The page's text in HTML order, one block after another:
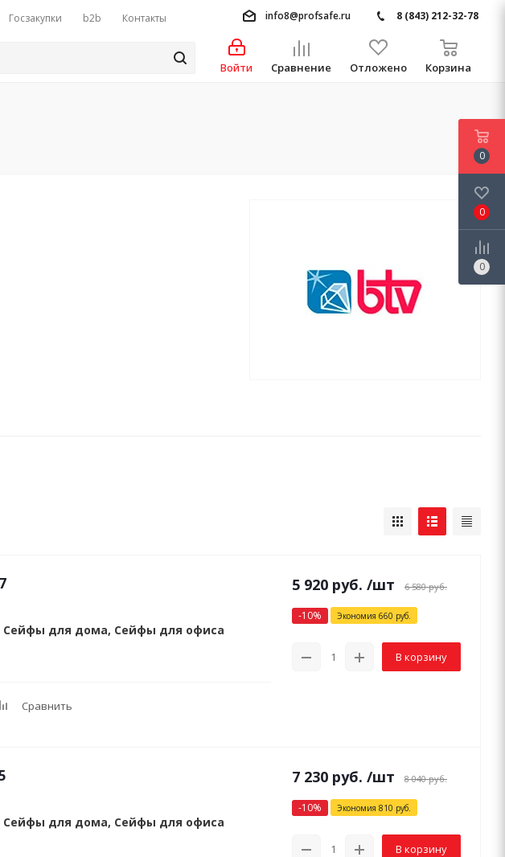
Госзакупки b2b Контакты info8@profsafe.ru 8 (843) 212-32-78
Войти Сравнение Отложено Корзина
для дома, Сейфы для офиса
Сравнить
5 920 руб. /шт 6 580руб.
-10% Экономия 660 руб.
В корзину
для дома, Сейфы для офиса
7 230 руб. /шт 8 040руб.
-10% Экономия 810 руб.
В корзину
0
0
0